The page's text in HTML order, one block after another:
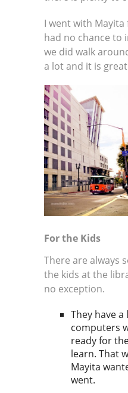
I went with
had no chance to
we did walk
a lot and it is
For the Kids
There are always
the kids at the
no exception.
They have
computers
ready for
learn. That
Mayita
went.